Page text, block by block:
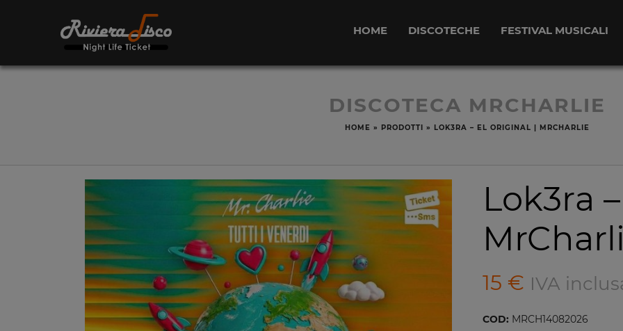
HOME DISCOTECHE FESTIVAL MUSICALI
DISCOTECA MRCHARLIE
HOME » PRODOTTI » LOK3RA – EL ORIGINAL | MRCHARLIE
Lok3ra
15 € IVA
COD: MRCH14082026